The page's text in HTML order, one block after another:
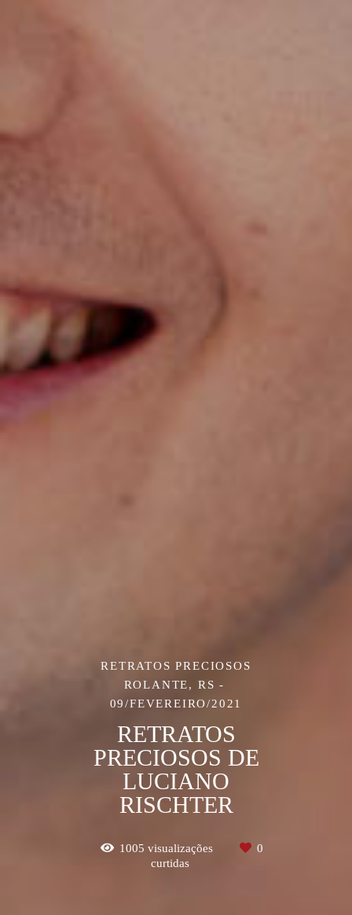
RETRATOS PRECIOSOS
ROLANTE, RS
09/FEVEREIRO/2021
RETRATOS
PRECIOSOS DE
LUCIANO
RISCHTER
1005 visualizações
0
curtidas